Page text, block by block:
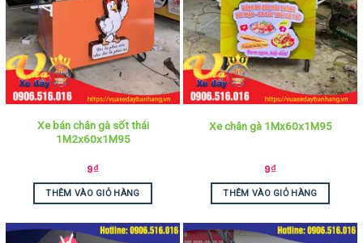
Xe bán chân gà sốt thái
1M2x60x1M95
9₫
THÊM VÀO GIỎ HÀNG
Xe chân gà 1Mx60x1M95
9₫
THÊM VÀO GIỎ HÀNG